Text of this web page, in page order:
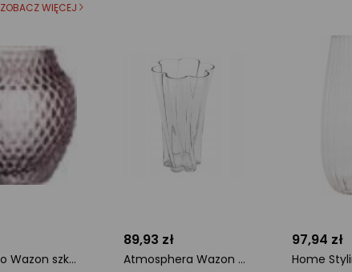
ZOBACZ WIĘCEJ
Leonardo Wazon szklany h 11cm fiolet POESIA - Leonardo
89,93 zł
Atmosphera Wazon szklany kwiatek NOELI, wys. 25,5 cm
97,94 zł